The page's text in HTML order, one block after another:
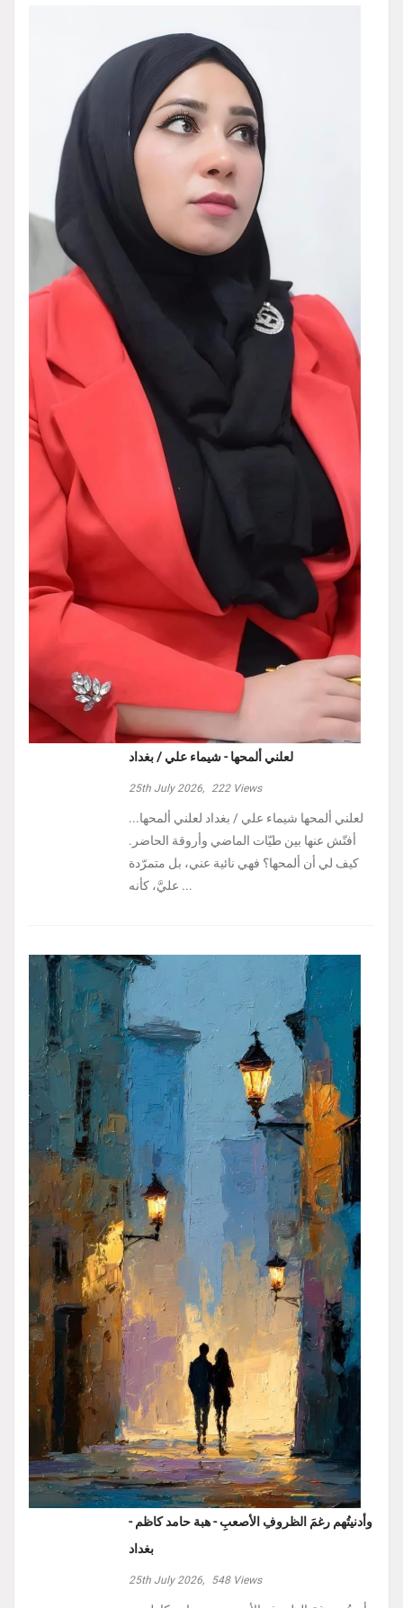
لعلني ألمحها - شيماء علي / بغداد
25th July 2026, 222Views
لعلني ألمحها شيماء علي / بغداد لعلني ألمحها...
أفتّش عنها بين طيّات الماضي وأروقة الحاضر.
كيف لي أن ألمحها؟ فهي نائية عني، بل متمرّدة
عليَّ، كأنه ...
وأدنيتُهم رغمَ الظروفِ الأصعبِ - هبة حامد كاظم -
بغداد
25th July 2026, 548Views